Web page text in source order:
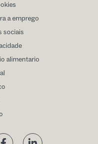
a emprego
sociais
alimentario